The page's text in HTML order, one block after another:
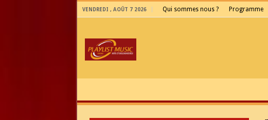
VENDREDI , AOÛT 7 2026 Qui sommes nous ? Programme